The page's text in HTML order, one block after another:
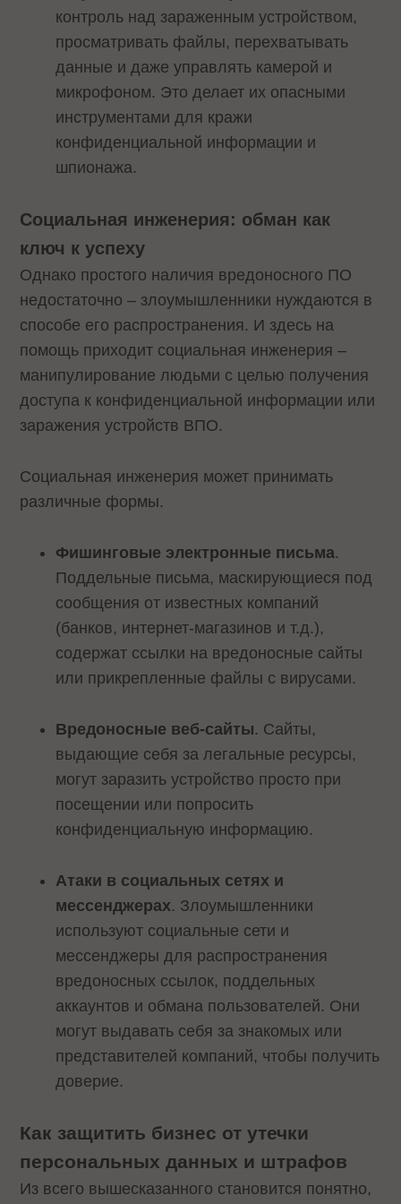
контроль над зараженным устройством,
просматривать файлы, перехватывать
данные и даже управлять камерой и
микрофоном. Это делает их опасными
инструментами для кражи
конфиденциальной информации и
шпионажа.
Социальная инженерия: обман как
ключ к успеху
Однако простого наличия вредоносного ПО
недостаточно – злоумышленники нуждаются в
способе его распространения. И здесь на
помощь приходит социальная инженерия –
манипулирование людьми с целью получения
доступа к конфиденциальной информации или
заражения устройств ВПО.
Социальная инженерия может принимать
различные формы.
Фишинговые электронные письма.
Поддельные письма, маскирующиеся под
сообщения от известных компаний
(банков, интернет-магазинов и т.д.),
содержат ссылки на вредоносные сайты
или прикрепленные файлы с вирусами.
Вредоносные веб-сайты. Сайты,
выдающие себя за легальные ресурсы,
могут заразить устройство просто при
посещении или попросить
конфиденциальную информацию.
Атаки в социальных сетях и
мессенджерах. Злоумышленники
используют социальные сети и
мессенджеры для распространения
вредоносных ссылок, поддельных
аккаунтов и обмана пользователей. Они
могут выдавать себя за знакомых или
представителей компаний, чтобы получить
доверие.
Как защитить бизнес от утечки
персональных данных и штрафов
Из всего вышесказанного становится понятно,